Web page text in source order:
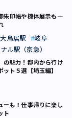
朱印帳や機体展示も―
大鳥居駅
岐阜
ル駅（京急）
の魅力！都内から行け
ト５選【埼玉編】
ーも！仕事帰りに楽し
ト